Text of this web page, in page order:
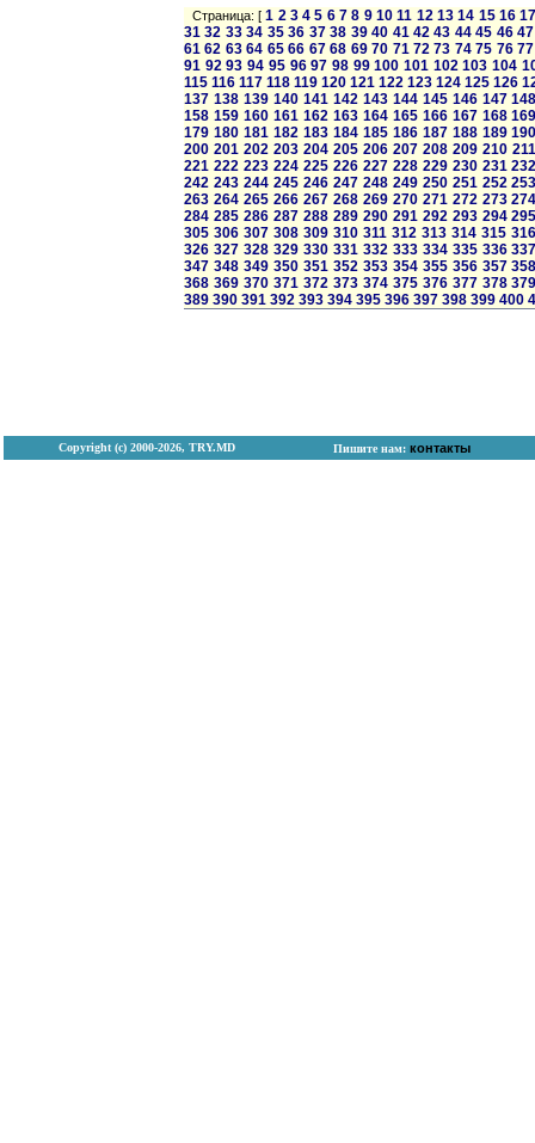
Страница: [1 2 3 4 5 6 7 8 9 10 11 12 13 14 15 16
31 32 33 34 35 36 37 38 39 40 41 42 43 44 45 46 47
61 62 63 64 65 66 67 68 69 70 71 72 73 74 75 76 77
91 92 93 94 95 96 97 98 99 100 101 102 103 104
115 116 117 118 119 120 121 122 123 124 125 126
137 138 139 140 141 142 143 144 145 146 147
158 159 160 161 162 163 164 165 166 167 168
179 180 181 182 183 184 185 186 187 188 189
200 201 202 203 204 205 206 207 208 209 210 211
221 222 223 224 225 226 227 228 229 230 231
242 243 244 245 246 247 248 249 250 251 252
263 264 265 266 267 268 269 270 271 272 273
284 285 286 287 288 289 290 291 292 293 294
305 306 307 308 309 310 311 312 313 314 315 316
326 327 328 329 330 331 332 333 334 335 336
347 348 349 350 351 352 353 354 355 356 357
368 369 370 371 372 373 374 375 376 377 378
389 390 391 392 393 394 395 396 397 398 399 400
Copyright (с) 2000-2026, TRY.MD Пишите нам: контакты